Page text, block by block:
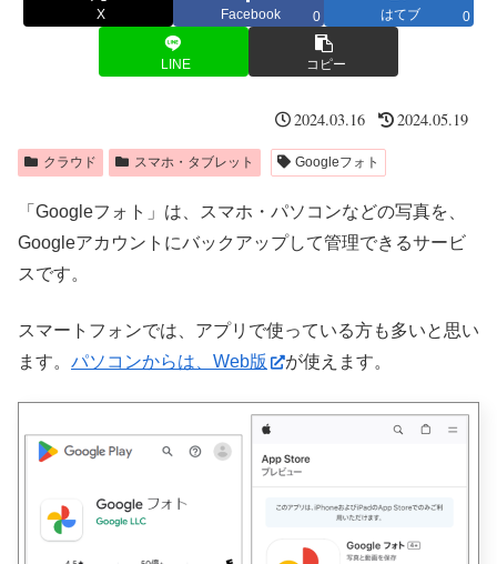
X Facebook 0 はてブ 0
LINE コピー
2024.03.16 2024.05.19
クラウド スマホ・タブレット Googleフォト
「Googleフォト」は、スマホ・パソコンなどの写真を、
Googleアカウントにバックアップして管理できるサービ
スです。
スマートフォンでは、アプリで使っている方も多いと思い
ます。 パソコンからは、Web版 が使えます。